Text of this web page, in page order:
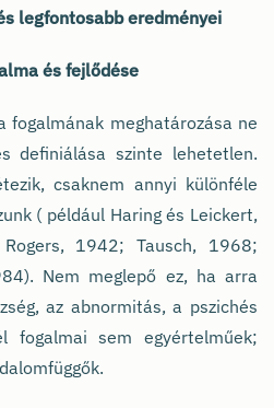
legfontosabb eredményei
és fejlődése
meghatározása ne
definiálása szinte lehetetlen.
csaknem annyi különféle
( például Haring és Leickert,
1942; Tausch, 1968;
Nem meglepő ez, ha arra
az abnormitás, a pszichés
sem egyértelműek;